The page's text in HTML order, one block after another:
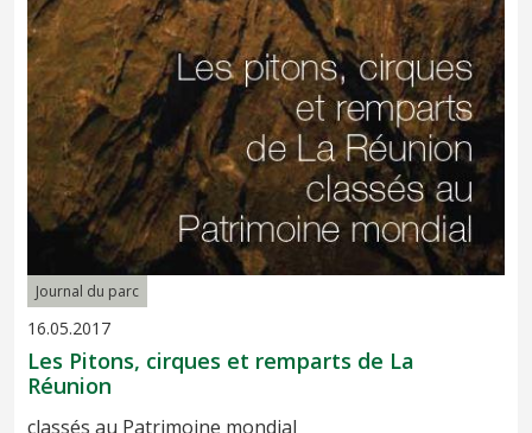
Journal du parc
16.05.2017
Les Pitons, cirques et remparts de La
Réunion
classés au Patrimoine mondial